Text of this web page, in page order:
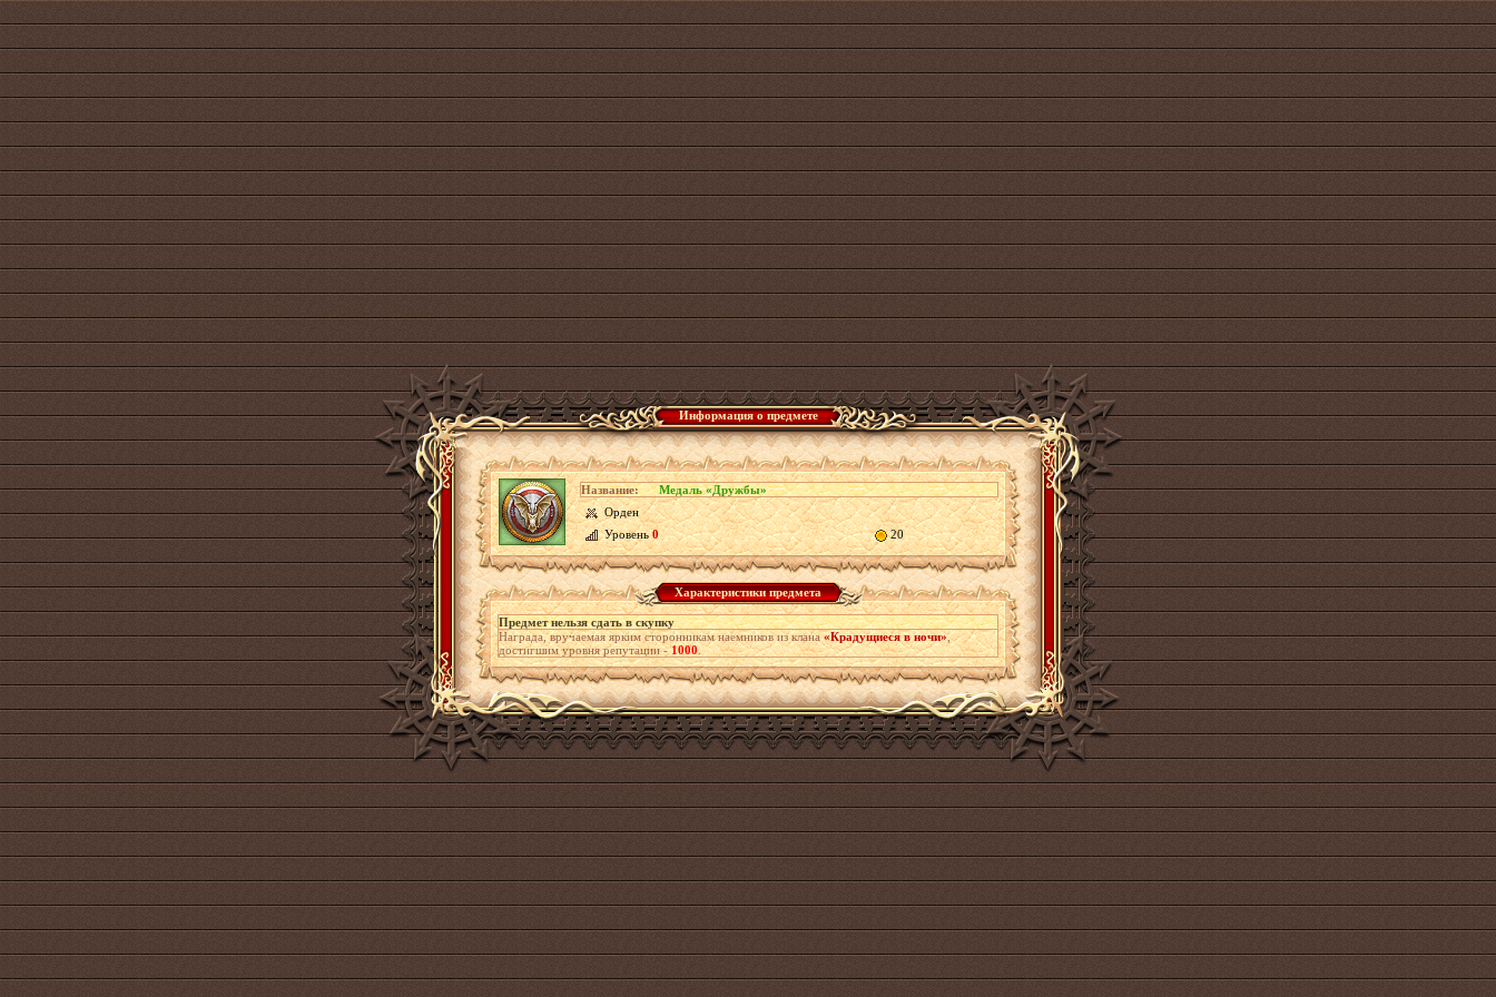
Информация о предмете
Название:
Медаль «Дружбы»
Орден
Уровень0 20
Характеристики предмета
Предмет нельзя сдать в скупку
Награда, вручаемая ярким сторонникам наемников из клана«Крадущиеся в ночи»,
достигшим уровня репутации -1000.